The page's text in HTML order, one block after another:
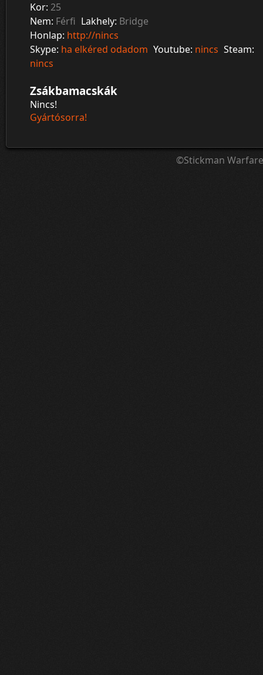
Kor: 25
Nem: Férfi Lakhely: Bridge
Honlap: http://nincs
Skype: ha elkéred odadom Youtube: nincs Steam:
nincs
Zsákbamacskák
Nincs!
Gyártósorra!
©Stickman Warfare